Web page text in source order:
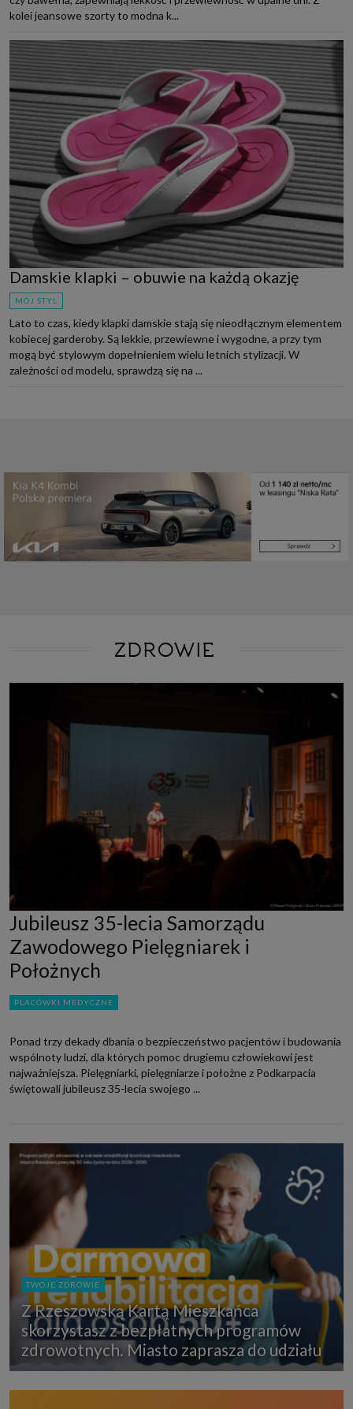
kolei jeansowe szorty to modna k...
Damskie klapki – obuwie na każdą okazję
MÓJ STYL
Lato to czas, kiedy klapki damskie stają się nieodłącznym elementem
kobiecej garderoby. Są lekkie, przewiewne i wygodne, a przy tym
mogą być stylowym dopełnieniem wielu letnich stylizacji. W
zależności od modelu, sprawdzą się na ...
ZDROWIE
Jubileusz 35-lecia Samorządu
Zawodowego Pielęgniarek i
Położnych
PLACÓWKI MEDYCZNE
Ponad trzy dekady dbania o bezpieczeństwo pacjentów i budowania
wspólnoty ludzi, dla których pomoc drugiemu człowiekowi jest
najważniejsza. Pielęgniarki, pielęgniarze i położne z Podkarpacia
świętowali jubileusz 35-lecia swojego ...
TWOJE ZDROWIE
Z Rzeszowską Kartą Mieszkańca
skorzystasz z bezpłatnych programów
zdrowotnych. Miasto zaprasza do udziału